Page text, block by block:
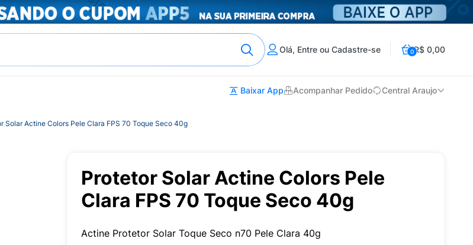
Olá, Entre ou Cadastre-se 0R$ 0,00
Baixar App Acompanhar Pedido Central Araujo
Solar Actine Colors Pele Clara FPS 70 Toque Seco 40g
Protetor Solar Actine Colors Pele
Clara FPS 70 Toque Seco 40g
Actine Protetor Solar Toque Seco n70 Pele Clara 40g